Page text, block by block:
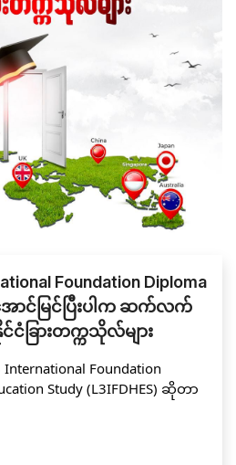
Partner School အဖွဲ့ဝင် International
ကျောင်းသား၊ ကျောင်းသူများမှ ဝင်
ခုလို ပြိုင်ပွဲတွင် National Winner ဆု
ဆုကို ရရှိခဲ့သည့် IGCSE Batch 3
ရတီလင်း၊ မဆုလာဘ်ရတီမျိုး၊မောင်
ခန့်သော် တို့အဖွဲ့ကို Global Pathways
ထူးပင်ချီးကျူးဂုဏ်ပြုအပ်ပါသည်။
Foundation Diploma
အောင်မြင်ပြီးပါက ဆက်လက်
ခြားတက္ကသိုလ်များ
International Foundation
Study (L3IFDHES) ဆိုတာ